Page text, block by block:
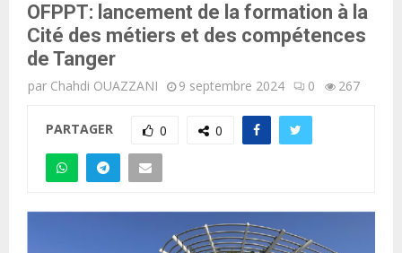
OFPPT: lancement de la formation à la
Cité des métiers et des compétences
de Tanger
par Chahdi OUAZZANI 9 septembre 2024 0 267
PARTAGER 0 0